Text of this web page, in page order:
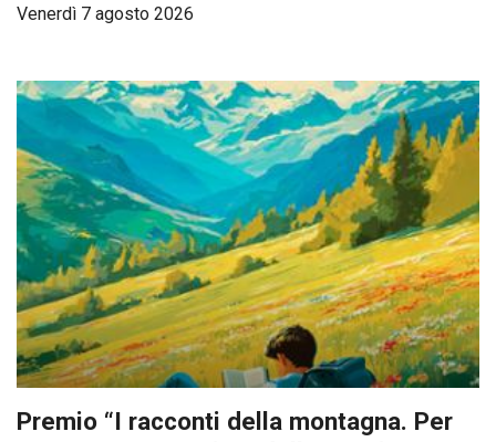
Venerdì 7 agosto 2026
Premio “I racconti della montagna. Per